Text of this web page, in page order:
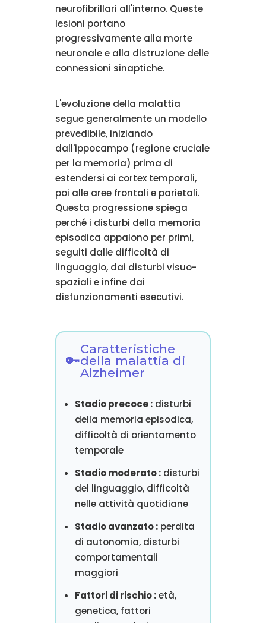
neurofibrillari all'interno. Queste
lesioni portano
progressivamente alla morte
neuronale e alla distruzione delle
connessioni sinaptiche.
L'evoluzione della malattia
segue generalmente un modello
prevedibile, iniziando
dall'ippocampo (regione cruciale
per la memoria) prima di
estendersi ai cortex temporali,
poi alle aree frontali e parietali.
Questa progressione spiega
perché i disturbi della memoria
episodica appaiono per primi,
seguiti dalle difficoltà di
linguaggio, dai disturbi visuo-
spaziali e infine dai
disfunzionamenti esecutivi.
Caratteristiche
della malattia di
Alzheimer
Stadio precoce :disturbi
della memoria episodica,
difficoltà di orientamento
temporale
Stadio moderato :disturbi
del linguaggio, difficoltà
nelle attività quotidiane
Stadio avanzato :perdita
di autonomia, disturbi
comportamentali
maggiori
Fattori di rischio :età,
genetica, fattori